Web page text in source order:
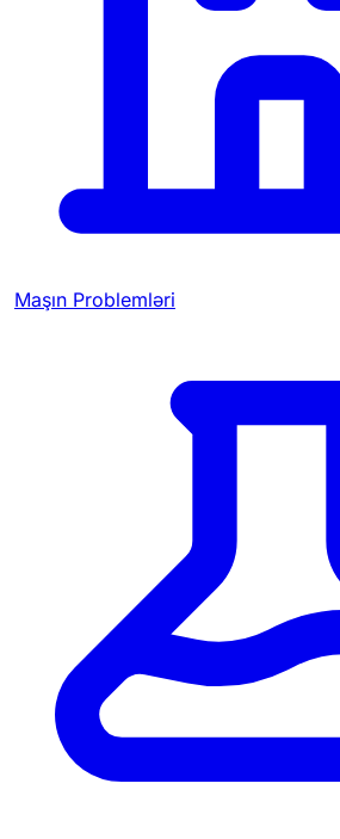
Maşın Problemləri